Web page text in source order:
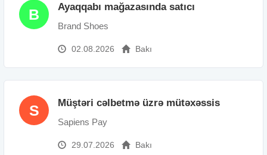
B Ayaqqabı mağazasında satıcı
Brand Shoes
02.08.2026 Bakı
S Müştəri cəlbetmə üzrə mütəxəssis
Sapiens Pay
29.07.2026 Bakı